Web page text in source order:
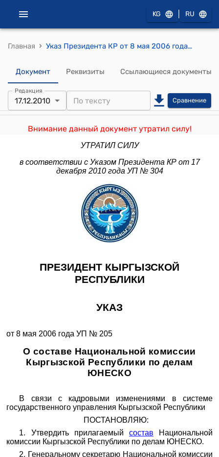
KG RU
Главная › Указ Президента КР от 8 мая 2006 года УП № 205 "О составе Национальной комиссии Кыргызской Республики по делам ЮНЕСКО"
Документ Реквизиты Ссылающиеся документы
Редакция
17.12.2010 Сравнение
Внимание данный документ утратил силу!